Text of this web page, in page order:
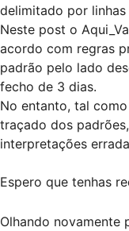
delimitado por
Neste post o
acordo com regras
padrão pelo lado
fecho de 3 dias.
No entanto, tal
traçado dos
interpretações
Espero que tenhas
Olhando novamente